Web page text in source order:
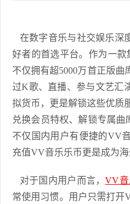
在数字音乐与社交娱乐深
好者的首选平台。作为一
不仅拥有超5000万首正版
过K歌、直播、参与文艺汇
拟货币，更是解锁这些优
兑换会员特权、解锁专属
不仅国内用户有便捷的VV
充值VV音乐乐币更是成为
对于国内用户而言，VV音
常使用习惯。用户只需打开